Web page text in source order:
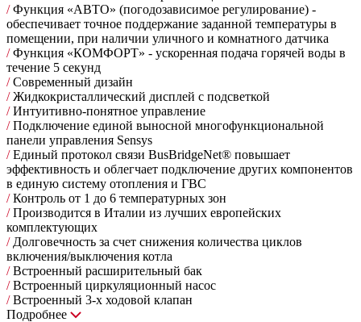
/Функция «АВТО» (погодозависимое регулирование) -
обеспечивает точное поддержание заданной температуры в
помещении, при наличии уличного и комнатного датчика
/Функция «КОМФОРТ» - ускоренная подача горячей воды в
течение 5 секунд
/Современный дизайн
/Жидкокристаллический дисплей с подсветкой
/Интуитивно-понятное управление
/Подключение единой выносной многофункциональной
панели управления Sensys
/Единый протокол связи BusBridgeNet® повышает
эффективность и облегчает подключение других компонентов
в единую систему отопления и ГВС
/Контроль от 1 до 6 температурных зон
/Производится в Италии из лучших европейских
комплектующих
/Долговечность за счет снижения количества циклов
включения/выключения котла
/Встроенный расширительный бак
/Встроенный циркуляционный насос
/Встроенный 3-х ходовой клапан
Подробнее